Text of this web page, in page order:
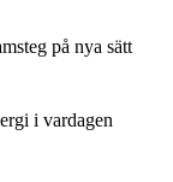
på nya sätt
i vardagen